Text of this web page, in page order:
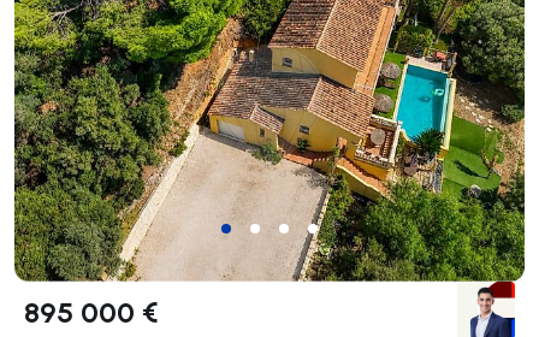
895 000 €